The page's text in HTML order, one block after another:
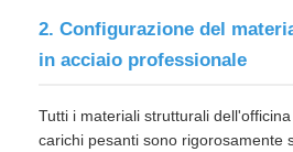
2. Configurazione del
in acciaio professionale
Tutti i materiali strutturali
carichi pesanti sono rigorosamente